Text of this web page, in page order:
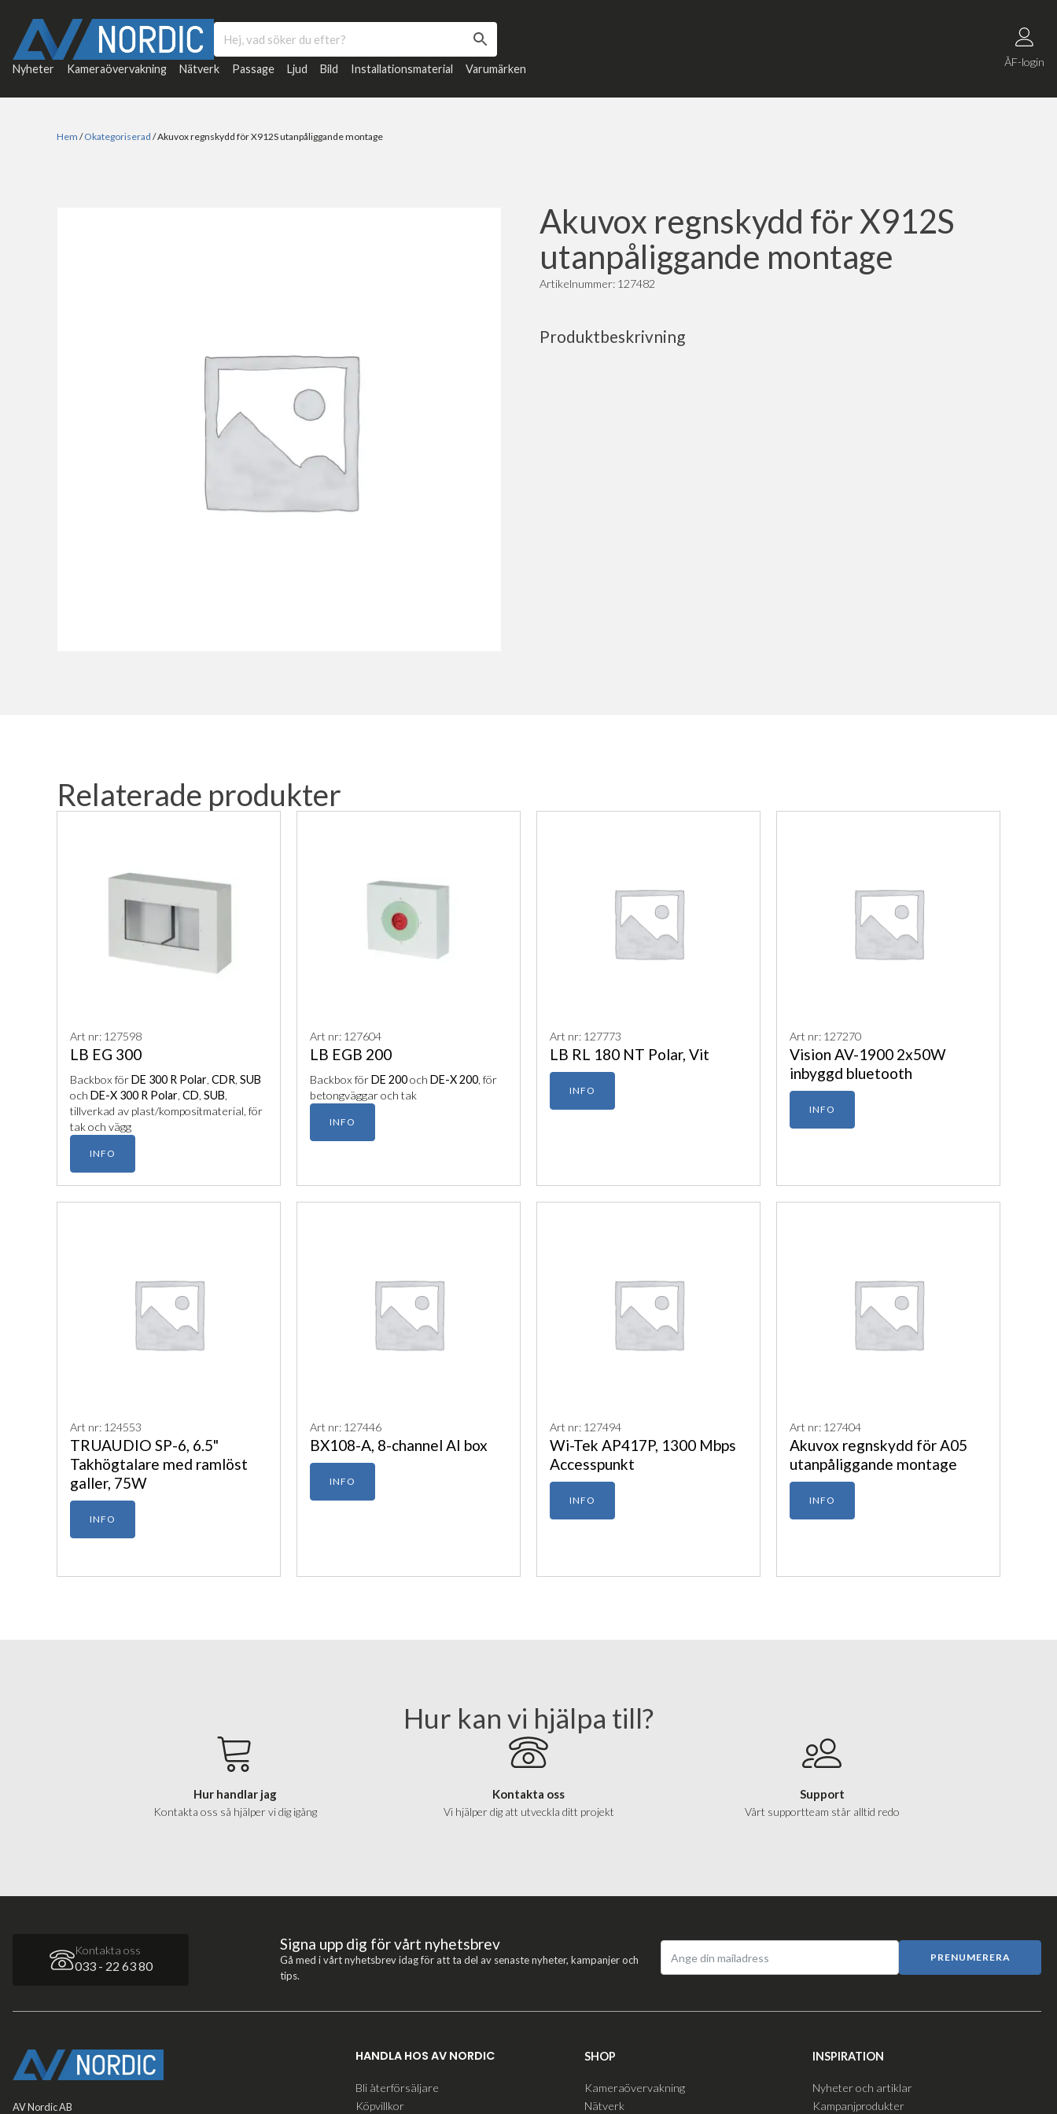
Nyheter Kameraövervakning Nätverk Passage Ljud Bild Installationsmaterial Varumärken
ÅF-login
Hem /Okategoriserad / Akuvox regnskydd för X912S utanpåliggande montage
Akuvox regnskydd för X912S
utanpåliggande montage
Artikelnummer: 127482
Produktbeskrivning
Relaterade produkter
Art nr: 127598
LB EG 300
Backbox förDE 300 R Polar,CDR,SUB
ochDE-X 300 R Polar,CD,SUB,
tillverkad av plast/kompositmaterial, för
tak och vägg
INFO
Art nr: 127604
LB EGB 200
Backbox förDE 200ochDE-X 200, för
betongväggar och tak
INFO
Art nr: 127773
LB RL 180 NT Polar, Vit
INFO
Art nr: 127270
Vision AV-1900 2x50W
inbyggd bluetooth
INFO
Art nr: 124553
TRUAUDIO SP-6, 6.5"
Takhögtalare med ramlöst
galler, 75W
INFO
Art nr: 127446
BX108-A, 8-channel AI box
INFO
Art nr: 127494
Wi-Tek AP417P, 1300 Mbps
Accesspunkt
INFO
Art nr: 127404
Akuvox regnskydd för A05
utanpåliggande montage
INFO
Hur kan vi hjälpa till?
Hur handlar jag
Kontakta oss så hjälper vi dig igång
Kontakta oss
Vi hjälper dig att utveckla ditt projekt
Support
Vårt supportteam står alltid redo
Kontakta oss
033 - 22 63 80
Signa upp dig för vårt nyhetsbrev
Gå med i vårt nyhetsbrev idag för att ta del av senaste nyheter, kampanjer och
tips.
PRENUMERERA
AV Nordic AB
HANDLA HOS AV NORDIC
Bli återförsäljare
Köpvillkor
SHOP
Kameraövervakning
Nätverk
INSPIRATION
Nyheter och artiklar
Kampanjprodukter